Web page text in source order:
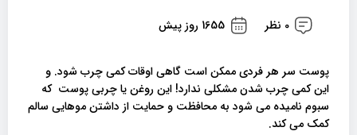
0 نظر 1655 روز پیش
پوست سر هر فردی ممکن است گاهی اوقات کمی چرب شود. و
این کمی چرب شدن مشکلی ندارد! این روغن یا چربی پوست که
سبوم نامیده می شود به محافظت و حمایت از داشتن موهایی سالم
کمک می کند.